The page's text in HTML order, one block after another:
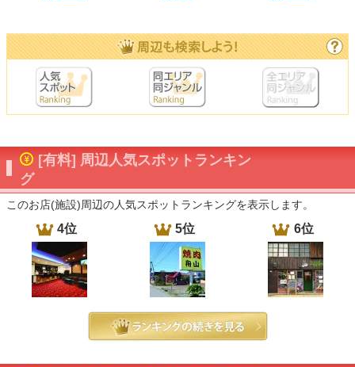
[有料] 周辺人気スポットランキン
グ
このお店(施設)周辺の人気スポットランキングを表示します。
4位 5位 6位